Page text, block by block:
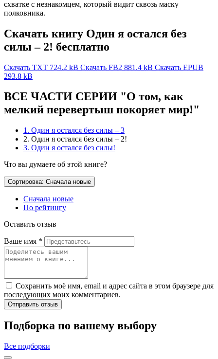
схватке с незнакомцем, который видит сквозь маску
полковника.
Скачать книгу Один я остался без
силы – 2! бесплатно
Скачать TXT 724.2 kB Скачать FB2 881.4 kB Скачать EPUB
293.8 kB
ВСЕ ЧАСТИ СЕРИИ "О том, как
мелкий перевертыш покоряет мир!"
1. Один я остался без силы – 3
2. Один я остался без силы – 2!
3. Один я остался без силы!
Что вы думаете об этой книге?
Сортировка: Сначала новые
Сначала новые
По рейтингу
Оставить отзыв
Ваше имя *
Сохранить моё имя, email и адрес сайта в этом браузере для
последующих моих комментариев.
Отправить отзыв
Подборка по вашему выбору
Все подборки